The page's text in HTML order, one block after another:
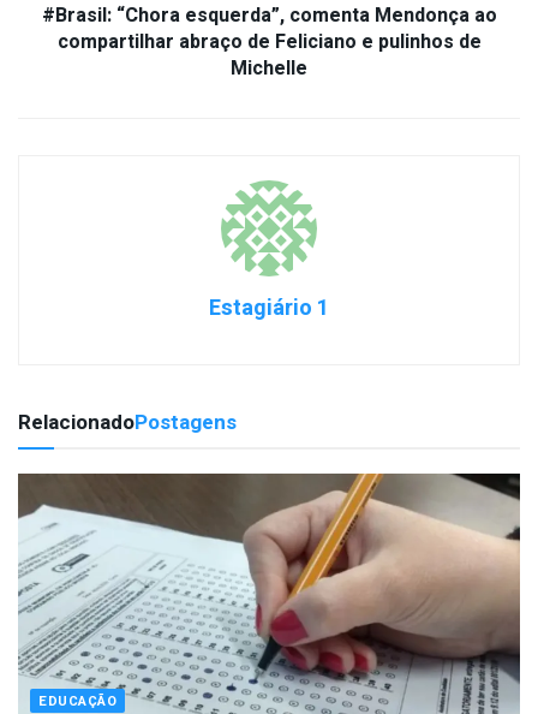
#Brasil: “Chora esquerda”, comenta Mendonça ao
compartilhar abraço de Feliciano e pulinhos de
Michelle
Estagiário 1
RelacionadoPostagens
EDUCAÇÃO